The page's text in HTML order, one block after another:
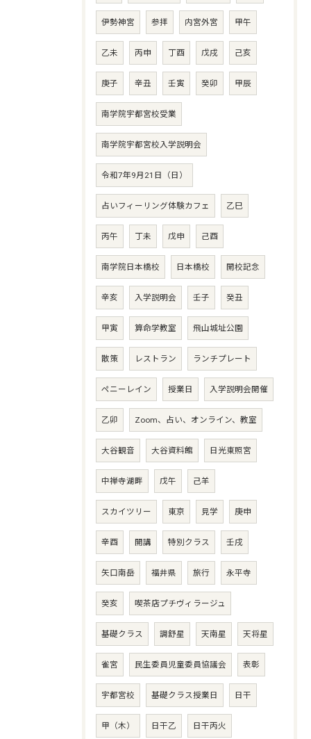
伊勢神宮 参拝 内宮外宮 甲午
乙未 丙申 丁酉 戊戌 己亥
庚子 辛丑 壬寅 癸卯 甲辰
南学院宇都宮校受業
南学院宇都宮校入学説明会
令和7年9月21日（日）
占いフィーリング体験カフェ 乙巳
丙午 丁未 戊申 己酉
南学院日本橋校 日本橋校 開校記念
辛亥 入学説明会 壬子 癸丑
甲寅 算命学教室 飛山城址公園
散策 レストラン ランチプレート
ペニーレイン 授業日 入学説明会開催
乙卯 Zoom、占い、オンライン、教室
大谷観音 大谷資料館 日光東照宮
中禅寺湖畔 戊午 己羊
スカイツリー 東京 見学 庚申
辛酉 開講 特別クラス 壬戌
矢口南岳 福井県 旅行 永平寺
癸亥 喫茶店プチヴィラージュ
基礎クラス 調舒星 天南星 天将星
雀宮 民生委員児童委員協議会 表彰
宇都宮校 基礎クラス授業日 日干
甲（木） 日干乙 日干丙火